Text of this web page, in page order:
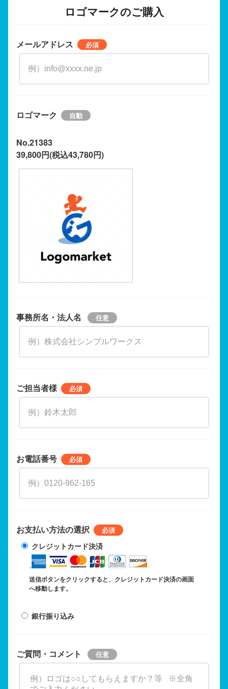
ロゴマークのご購入
メールアドレス
ロゴマーク
No.21383
39,800円(税込43,780円)
事務所名・法人名
ご担当者様
お電話番号
お支払い方法の選択
クレジットカード決済
送信ボタンをクリックすると、クレジットカード決済の画面
へ移動します。
銀行振り込み
ご質問・コメント